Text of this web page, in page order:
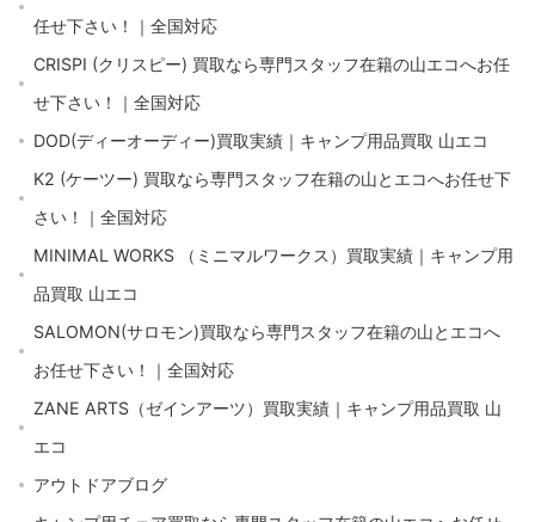
任せ下さい！｜全国対応
CRISPI (クリスピー) 買取なら専門スタッフ在籍の山エコへお任
せ下さい！｜全国対応
DOD(ディーオーディー)買取実績｜キャンプ用品買取 山エコ
K2 (ケーツー) 買取なら専門スタッフ在籍の山とエコへお任せ下
さい！｜全国対応
MINIMAL WORKS （ミニマルワークス）買取実績｜キャンプ用
品買取 山エコ
SALOMON(サロモン)買取なら専門スタッフ在籍の山とエコへ
お任せ下さい！｜全国対応
ZANE ARTS（ゼインアーツ）買取実績｜キャンプ用品買取 山
エコ
アウトドアブログ